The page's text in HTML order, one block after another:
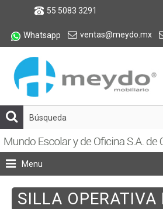
55 5083 3291
Whatsapp ventas@meydo.mx
Menu